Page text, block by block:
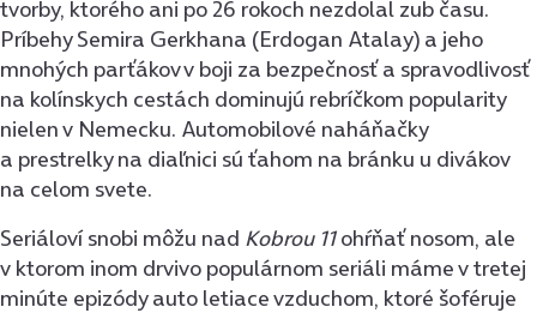
tvorby, ktorého ani po 26 rokoch nezdolal zub času.
Príbehy Semira Gerkhana (Erdogan Atalay) a jeho
mnohých parťákov v boji za bezpečnosť a spravodlivosť
na kolínskych cestách dominujú rebríčkom popularity
nielen v Nemecku. Automobilové naháňačky
a prestrelky na diaľnici sú ťahom na bránku u divákov
na celom svete.
Seriáloví snobi môžu nad Kobrou 11ohŕňať nosom, ale
v ktorom inom drvivo populárnom seriáli máme v tretej
minúte epizódy auto letiace vzduchom, ktoré šoféruje